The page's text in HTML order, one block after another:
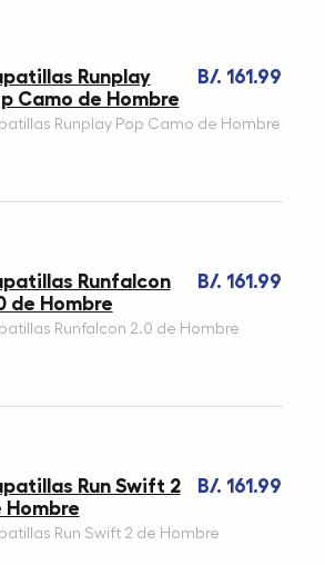
B/. 161.99
Runplay
Camo de Hombre
Runplay Pop Camo de Hombre
B/. 161.99
Runfalcon
de Hombre
Runfalcon 2.0 de Hombre
B/. 161.99
Run Swift 2
Hombre
Run Swift 2 de Hombre